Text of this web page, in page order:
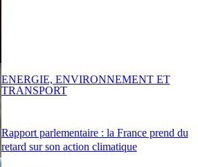
Rapport parlementaire : la France prend du
retard sur son action climatique
ENERGIE, ENVIRONNEMENT ET
TRANSPORT